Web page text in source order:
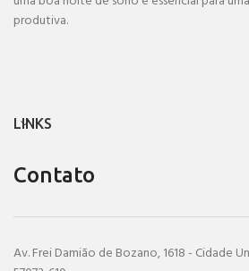
produtiva.
LINKS
Contato
Av. Frei Damião de Bozano, 1618 - Cidade